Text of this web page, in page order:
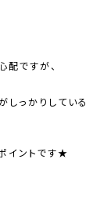
ですが、
しっかりしている
イントです★